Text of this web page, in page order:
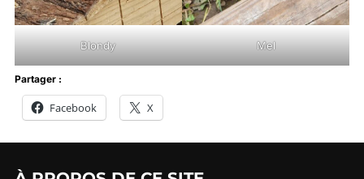
Blondy Mel
Partager :
Facebook X